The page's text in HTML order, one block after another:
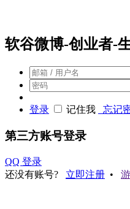
软谷微博-创业者-
登录 记住我 忘记
第三方账号登录
QQ 登录
还没有账号?
立即注册 •